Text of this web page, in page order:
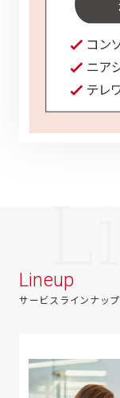
Lineup
サービスラインナップ